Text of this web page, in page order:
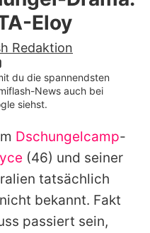
Promiflash
Eloy
Redaktion
du die spannendsten
News auch bei
siehst.
Dschungelcamp-
(46) und seiner
tatsächlich
bekannt. Fakt
passiert sein,